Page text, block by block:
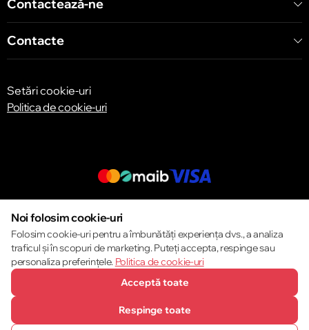
Contactează-ne
Contacte
Setări cookie-uri
Politica de cookie-uri
© 2013 – 2026 ECOM
Noi folosim cookie-uri
Folosim cookie-uri pentru a îmbunătăți experiența dvs., a analiza
traficul și în scopuri de marketing. Puteți accepta, respinge sau
personaliza preferințele. Politica de cookie-uri
Acceptă toate
Respinge toate